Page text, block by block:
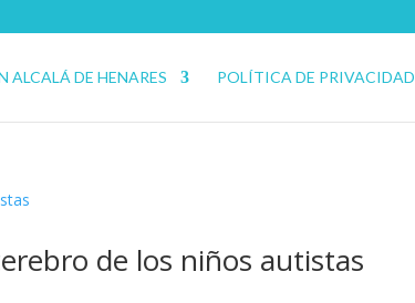
ALCALÁ DE HENARES POLÍTICA DE PRIVACIDAD
de los niños autistas